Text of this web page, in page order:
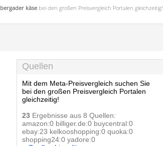
bergader käse bei den großen Preisvergleich Portalen gleichzeitig!
Quellen
Mit dem Meta-Preisvergleich suchen Sie
bei den großen Preisvergleich Portalen
gleichzeitig!
23 Ergebnisse aus 8 Quellen:
amazon:0 billiger.de:0 buycentral:0
ebay:23 kelkooshopping:0 quoka:0
shopping24:0 yadore:0